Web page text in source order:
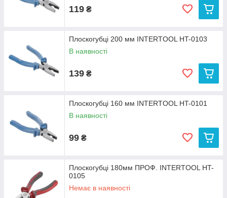
(хромванадієва (CrV) сталь,хроммолібденовая сталь
або звичайна сталь).
покриття, двокомпонентне покриття або без покриття).
Ступенем токозащищенности (слюсарні,
электромонтерские, діелектричні).
В цій групі Ви можете вибрати і купити плоскогубці (пасатижі),
119 ₴
Плоскогубці 200 мм INTERTOOL HT-0103
В наявності
139 ₴
Плоскогубці 160 мм INTERTOOL HT-0101
В наявності
99 ₴
Плоскогубці 180мм ПРОФ. INTERTOOL HT-
0105
Немає в наявності